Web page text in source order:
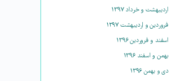
اردیبهشت و خرداد ۱۳۹۷
فروردین و اردیبهشت ۱۳۹۷
اسفند و فروردین ۱۳۹۶
بهمن و اسفند ۱۳۹۶
دی و بهمن ۱۳۹۶